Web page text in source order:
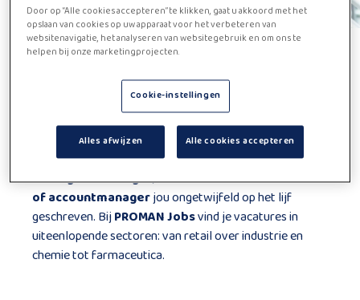
Werken als
vertegenwoordiger
Ben jij commercieel ingesteld en ga je graag op pad om
(nieuwe) klanten te overtuigen? Dan is een job als
vertegenwoordiger,commercieel medewerker
of accountmanagerjou ongetwijfeld op het lijf
geschreven. BijPROMAN Jobsvind je vacatures in
uiteenlopende sectoren: van retail over industrie en
chemie tot farmaceutica.
Door op “Alle cookies accepteren” te klikken, gaat u akkoord met het
opslaan van cookies op uw apparaat voor het verbeteren van
websitenavigatie, het analyseren van websitegebruik en om ons te
helpen bij onze marketingprojecten.
Cookie-instellingen
Alles afwijzen Alle cookies accepteren